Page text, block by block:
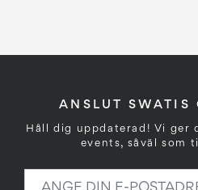
ANSLUT SWATIS
Håll dig uppdaterad! Vi ger
events, såväl som